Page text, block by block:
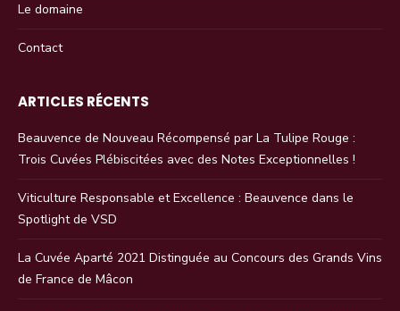
Le domaine
Contact
ARTICLES RÉCENTS
Beauvence de Nouveau Récompensé par La Tulipe Rouge :
Trois Cuvées Plébiscitées avec des Notes Exceptionnelles !
Viticulture Responsable et Excellence : Beauvence dans le
Spotlight de VSD
La Cuvée Aparté 2021 Distinguée au Concours des Grands Vins
de France de Mâcon